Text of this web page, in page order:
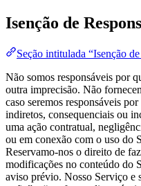
Isenção de
Seção intitulada “Isenção
Não somos responsáveis por
outra imprecisão. Não
caso seremos responsáveis
indiretos, consequenciais ou
uma ação contratual,
ou em conexão com o uso do
Reservamo-nos o direito de
modificações no conteúdo do
aviso prévio. Nosso Serviço e